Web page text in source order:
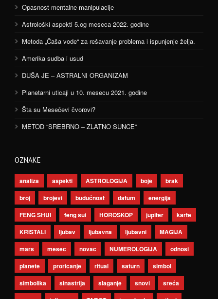
Opasnost mentalne manipulacije
Astrološki aspekti 5.og meseca 2022. godine
Metoda „Čaša vode“ za rešavanje problema i ispunjenje želja.
Amerika sudba i usud
DUŠA JE – ASTRALNI ORGANIZAM
Planetarni uticaji u 10. mesecu 2021. godine
Šta su Mesečevi čvorovi?
METOD “SREBRNO – ZLATNO SUNCE”
OZNAKE
analiza aspekti ASTROLOGIJA boje
brak
broj
brojevi budućnost datum
energija
FENG SHUI
feng šui HOROSKOP jupiter
karte
KRISTALI
ljubav ljubavna ljubavni
MAGIJA
mars
mesec novac NUMEROLOGIJA
odnosi
planete
proricanje ritual saturn
simbol
simbolika
sinastrija slaganje snovi
sreća